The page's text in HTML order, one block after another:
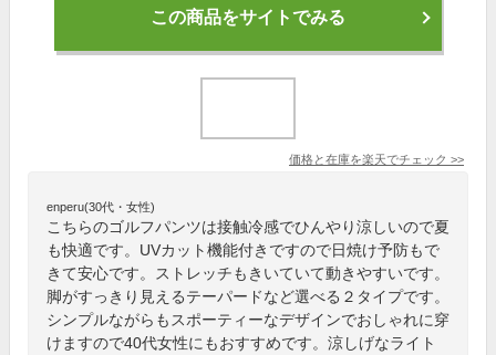
この商品をサイトでみる
価格と在庫を楽天でチェック >>
enperu(30代・女性)
こちらのゴルフパンツは接触冷感でひんやり涼しいので夏
も快適です。UVカット機能付きですので日焼け予防もで
きて安心です。ストレッチもきいていて動きやすいです。
脚がすっきり見えるテーパードなど選べる２タイプです。
シンプルながらもスポーティーなデザインでおしゃれに穿
けますので40代女性にもおすすめです。涼しげなライト